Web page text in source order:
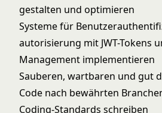
gestalten und optimieren
Systeme für
autorisierung mit JWT-Tokens
Management implementieren
Sauberen, wartbaren und gut
Code nach bewährten
Coding-Standards schreiben